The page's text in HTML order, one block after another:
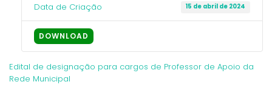
Data de Criação 15 de abril de 2024
DOWNLOAD
Edital de designação para cargos de Professor de Apoio da
Rede Municipal